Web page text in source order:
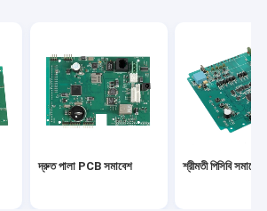
দ্রুত পালা PCB সমাবেশ শ্রীমতী পিসিবি সমাবেশ